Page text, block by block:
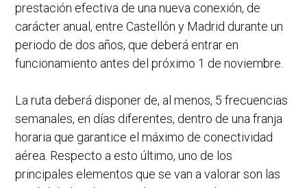
prestación efectiva de una nueva conexión, de
carácter anual, entre Castellón y Madrid durante un
periodo de dos años, que deberá entrar en
funcionamiento antes del próximo 1 de noviembre.
La ruta deberá disponer de, al menos, 5 frecuencias
semanales, en días diferentes, dentro de una franja
horaria que garantice el máximo de conectividad
aérea. Respecto a esto último, uno de los
principales elementos que se van a valorar son las